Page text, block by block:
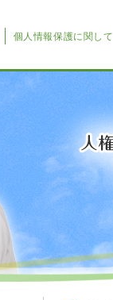
個人情報保護に関して